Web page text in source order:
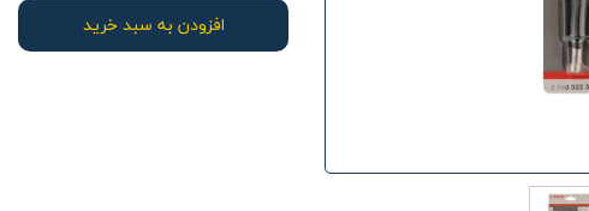
افزودن به سبد خرید